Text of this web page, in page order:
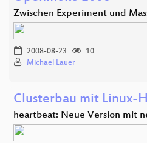
Zwischen Experiment und
2008-08-23
10
Michael Lauer
Clusterbau mit Linux-
heartbeat: Neue Version mit